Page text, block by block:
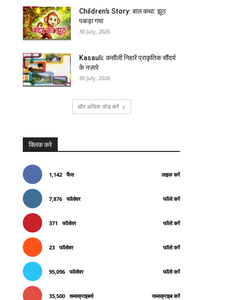
Children’s Story: बाल कथा: झूठ
पकड़ा गया
30 July, 2026
Kasauli: कसौली निहारें प्राकृतिक सौंदर्य
के नज़ारे
30 July, 2026
और अधिक लोड करें
क्लिक करे
1,142 फैंस लाइक करें
7,876 फॉलोवर फॉलो करें
371 फॉलोवर फॉलो करें
23 फॉलोवर फॉलो करें
95,096 फॉलोवर फॉलो करें
35,500 सब्सक्राइबर्स सब्सक्राइब करें